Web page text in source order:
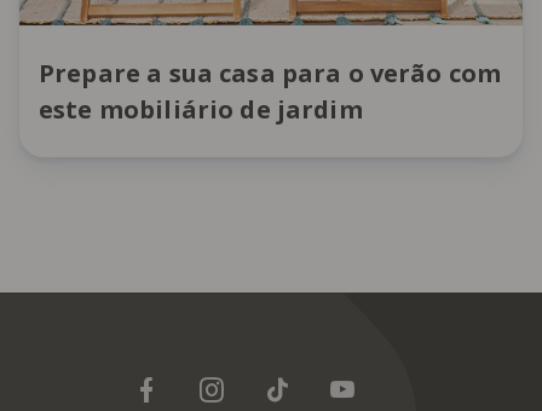
Prepare a sua casa para o verão com
este mobiliário de jardim